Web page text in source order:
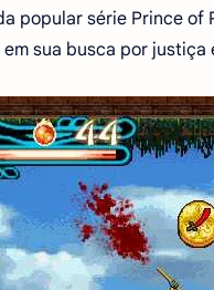
popular série Prince
sua busca por justiça